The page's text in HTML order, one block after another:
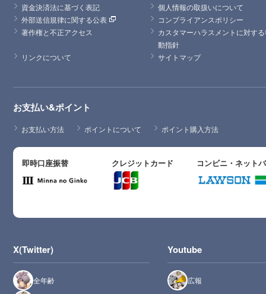
資金決済法に基づく表記
個人情報の取扱いについて
外部送信規律に関する公表
コンプライアンスポリシー
著作権と不正アクセス
カスタマーハラスメントに対す
動指針
リンクについて
サイトマップ
お支払い&ポイント
お支払い方法 ポイントについて ポイント購入方法
即時口座振替 クレジットカード コンビニ・ネット
X(Twitter)
全年齢
Youtube
広報